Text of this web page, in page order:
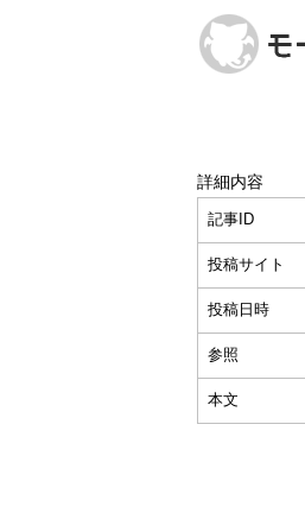
詳細内容
記事ID
投稿サイト
投稿日時
参照
本文